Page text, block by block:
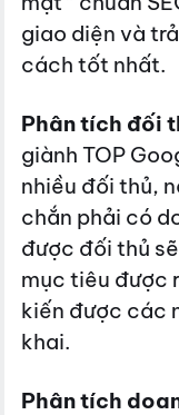
giao diện và
cách tốt nhất.
Phân tích đối
giành TOP
nhiều đối thủ,
chắn phải có
được đối thủ
mục tiêu được
kiến được các
khai.
Phân tích